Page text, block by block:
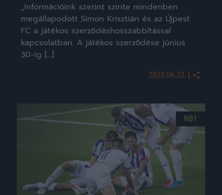
„Információink szerint szinte mindenben
megállapodott Simon Krisztián és az Újpest
FC a játékos szerződéshosszabbítással
kapcsolatban. A játékos szerződése június
30-ig […]
2020.06.23. |
NB1